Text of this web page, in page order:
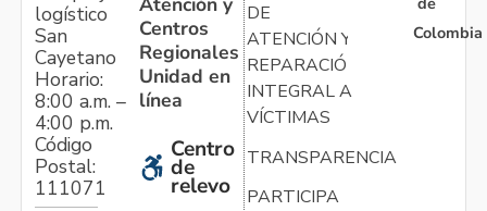
logístico
San
Cayetano
Horario:
8:00 a.m. –
4:00 p.m.
Código
Postal:
111071
Centros
Regionales
Unidad en
línea
Centro
de
relevo
DE
ATENCIÓN Y
REPARACIÓN
INTEGRAL A
VÍCTIMAS
TRANSPARENCIA
PARTICIPA
Colombia